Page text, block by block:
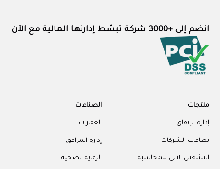
انضم إلى +3000 شركة تبسّط إدارتها المالية مع الآن
منتجات
إدارة الإنفاق
بطاقات الشركات
التشغيل الآلي للمحاسبة
الصناعات
العقارات
إدارة المرافق
الرعاية الصحية